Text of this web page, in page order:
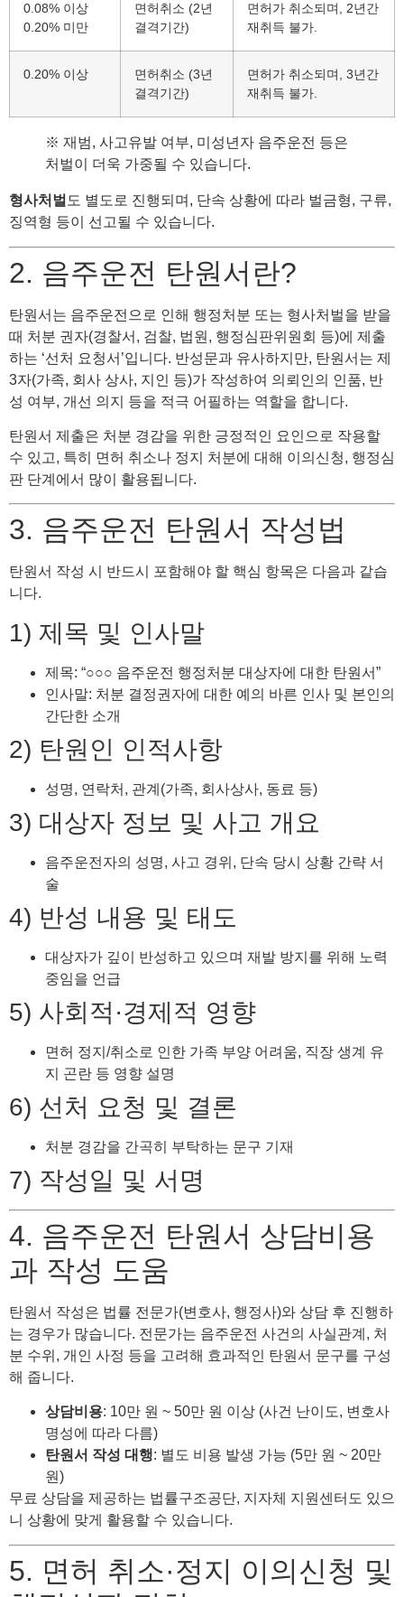
0.08% 이상
0.20% 미만
면허취소 (2년
결격기간)
면허가 취소되며, 2년간
재취득 불가.
0.20% 이상
면허취소 (3년
결격기간)
면허가 취소되며, 3년간
재취득 불가.
※ 재범, 사고유발 여부, 미성년자 음주운전 등은
처벌이 더욱 가중될 수 있습니다.
형사처벌 도 별도로 진행되며, 단속 상황에 따라 벌금형, 구류,
징역형 등이 선고될 수 있습니다.
2. 음주운전 탄원서란?
탄원서는 음주운전으로 인해 행정처분 또는 형사처벌을 받을
때 처분 권자(경찰서, 검찰, 법원, 행정심판위원회 등)에 제출
하는 ‘선처 요청서’입니다. 반성문과 유사하지만, 탄원서는 제
3자(가족, 회사 상사, 지인 등)가 작성하여 의뢰인의 인품, 반
성 여부, 개선 의지 등을 적극 어필하는 역할을 합니다.
탄원서 제출은 처분 경감을 위한 긍정적인 요인으로 작용할
수 있고, 특히 면허 취소나 정지 처분에 대해 이의신청, 행정심
판 단계에서 많이 활용됩니다.
3. 음주운전 탄원서 작성법
탄원서 작성 시 반드시 포함해야 할 핵심 항목은 다음과 같습
니다.
1) 제목 및 인사말
제목: “○○○ 음주운전 행정처분 대상자에 대한 탄원서”
인사말: 처분 결정권자에 대한 예의 바른 인사 및 본인의
간단한 소개
2) 탄원인 인적사항
성명, 연락처, 관계(가족, 회사상사, 동료 등)
3) 대상자 정보 및 사고 개요
음주운전자의 성명, 사고 경위, 단속 당시 상황 간략 서
술
4) 반성 내용 및 태도
대상자가 깊이 반성하고 있으며 재발 방지를 위해 노력
중임을 언급
5) 사회적·경제적 영향
면허 정지/취소로 인한 가족 부양 어려움, 직장 생계 유
지 곤란 등 영향 설명
6) 선처 요청 및 결론
처분 경감을 간곡히 부탁하는 문구 기재
7) 작성일 및 서명
4. 음주운전 탄원서 상담비용
과 작성 도움
탄원서 작성은 법률 전문가(변호사, 행정사)와 상담 후 진행하
는 경우가 많습니다. 전문가는 음주운전 사건의 사실관계, 처
분 수위, 개인 사정 등을 고려해 효과적인 탄원서 문구를 구성
해 줍니다.
상담비용: 10만 원 ~ 50만 원 이상 (사건 난이도, 변호사
명성에 따라 다름)
탄원서 작성 대행: 별도 비용 발생 가능 (5만 원 ~ 20만
원)
무료 상담을 제공하는 법률구조공단, 지자체 지원센터도 있으
니 상황에 맞게 활용할 수 있습니다.
5. 면허 취소·정지 이의신청 및